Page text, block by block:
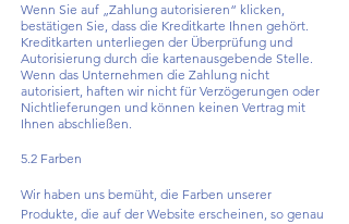
Wenn Sie auf „Zahlung autorisieren“ klicken,
bestätigen Sie, dass die Kreditkarte Ihnen gehört.
Kreditkarten unterliegen der Überprüfung und
Autorisierung durch die kartenausgebende Stelle.
Wenn das Unternehmen die Zahlung nicht
autorisiert, haften wir nicht für Verzögerungen oder
Nichtlieferungen und können keinen Vertrag mit
Ihnen abschließen.
5.2 Farben
Wir haben uns bemüht, die Farben unserer
Produkte, die auf der Website erscheinen, so genau